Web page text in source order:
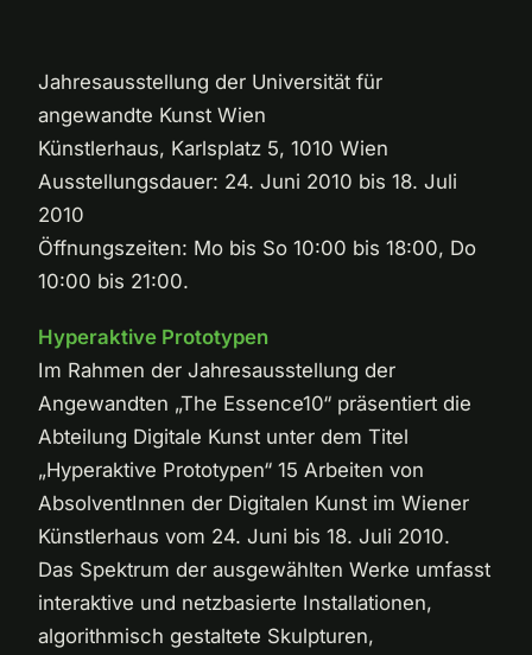
Jahresausstellung der Universität für
angewandte Kunst Wien
Künstlerhaus, Karlsplatz 5, 1010 Wien
Ausstellungsdauer: 24. Juni 2010 bis 18. Juli
2010
Öffnungszeiten: Mo bis So 10:00 bis 18:00, Do
10:00 bis 21:00.
Hyperaktive Prototypen
Im Rahmen der Jahresausstellung der
Angewandten „The Essence10“ präsentiert die
Abteilung Digitale Kunst unter dem Titel
„Hyperaktive Prototypen“ 15 Arbeiten von
AbsolventInnen der Digitalen Kunst im Wiener
Künstlerhaus vom 24. Juni bis 18. Juli 2010.
Das Spektrum der ausgewählten Werke umfasst
interaktive und netzbasierte Installationen,
algorithmisch gestaltete Skulpturen,